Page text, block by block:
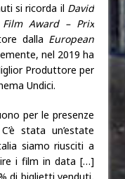
si ricorda il David
Award – Prix
dalla European
nel 2019 ha
Produttore per
Undici.
per le presenze
stata un’estate
siamo riusciti a
i film in data […]